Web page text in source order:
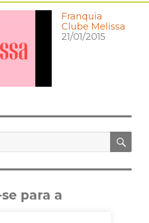
Franquia
Clube Melissa
21/01/2015
para a